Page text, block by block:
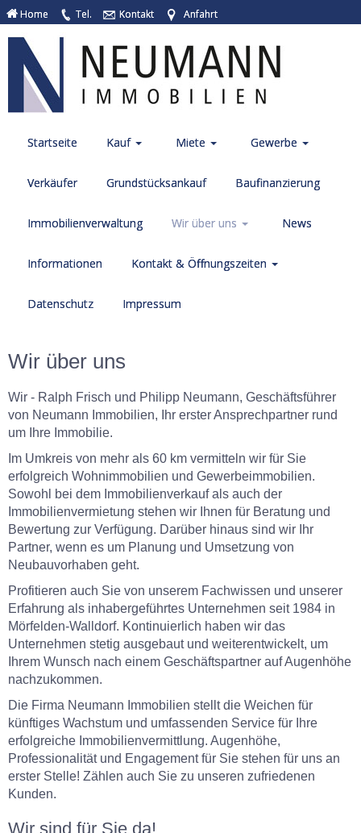
Home Tel. Kontakt Anfahrt
Startseite Kauf Miete Gewerbe
Verkäufer Grundstücksankauf Baufinanzierung
Immobilienverwaltung Wir über uns News
Informationen Kontakt & Öffnungszeiten
Datenschutz Impressum
Wir über uns
Wir - Ralph Frisch und Philipp Neumann, Geschäftsführer
von Neumann Immobilien, Ihr erster Ansprechpartner rund
um Ihre Immobilie.
Im Umkreis von mehr als 60 km vermitteln wir für Sie
erfolgreich Wohnimmobilien und Gewerbeimmobilien.
Sowohl bei dem Immobilienverkauf als auch der
Immobilienvermietung stehen wir Ihnen für Beratung und
Bewertung zur Verfügung. Darüber hinaus sind wir Ihr
Partner, wenn es um Planung und Umsetzung von
Neubauvorhaben geht.
Profitieren auch Sie von unserem Fachwissen und unserer
Erfahrung als inhabergeführtes Unternehmen seit 1984 in
Mörfelden-Walldorf. Kontinuierlich haben wir das
Unternehmen stetig ausgebaut und weiterentwickelt, um
Ihrem Wunsch nach einem Geschäftspartner auf Augenhöhe
nachzukommen.
Die Firma Neumann Immobilien stellt die Weichen für
künftiges Wachstum und umfassenden Service für Ihre
erfolgreiche Immobilienvermittlung. Augenhöhe,
Professionalität und Engagement für Sie stehen für uns an
erster Stelle! Zählen auch Sie zu unseren zufriedenen
Kunden.
Wir sind für Sie da!